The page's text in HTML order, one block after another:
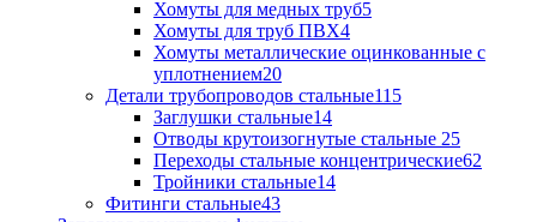
Хомуты для медных труб5
Хомуты для труб ПВХ4
Хомуты металлические оцинкованные с
уплотнением20
Детали трубопроводов стальные115
Заглушки стальные14
Отводы крутоизогнутые стальные 25
Переходы стальные концентрические62
Тройники стальные14
Фитинги стальные43